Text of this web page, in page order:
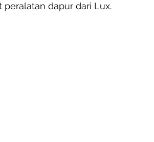
dapur dari Lux.